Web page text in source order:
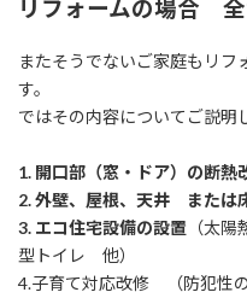
リフォームの場合 全
またそうでないご家庭もリフ
す。
ではその内容についてご説明
1. 開口部（窓・ドア）の断熱
2. 外壁、屋根、天井 または
3. エコ住宅設備の設置 （太
型トイレ 他）
4.子育て対応改修 （防犯性